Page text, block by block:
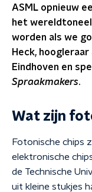
ASML opnieuw
het
worden als we
Heck,
Eindhoven en
Spraakmakers.
Wat zijn
Fotonische chips
elektronische
de Technische
uit kleine stukjes